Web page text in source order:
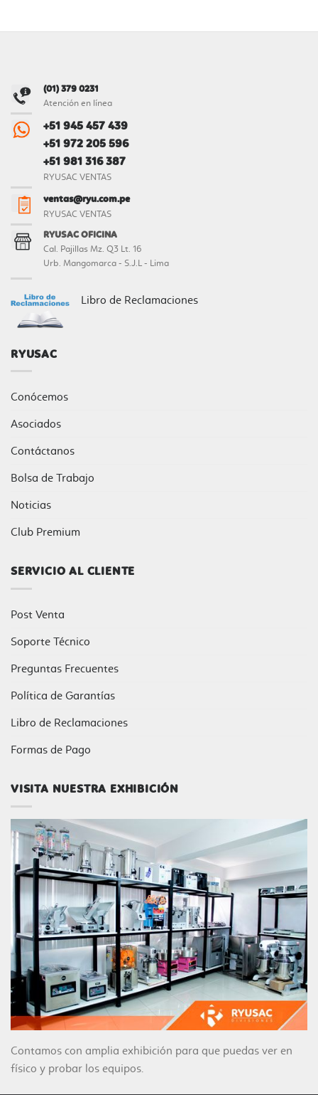
(01) 379 0231
Atención en línea
+51 945 457 439
+51 972 205 596
+51 981 316 387
RYUSAC VENTAS
ventas@ryu.com.pe
RYUSAC VENTAS
RYUSAC OFICINA
Cal. Pajillas Mz. Q3 Lt. 16
Urb. Mangomarca - S.J.L - Lima
Libro de Reclamaciones
RYUSAC
Conócemos
Asociados
Contáctanos
Bolsa de Trabajo
Noticias
Club Premium
SERVICIO AL CLIENTE
Post Venta
Soporte Técnico
Preguntas Frecuentes
Política de Garantías
Libro de Reclamaciones
Formas de Pago
VISITA NUESTRA EXHIBICIÓN
Contamos con amplia exhibición para que puedas ver en
físico y probar los equipos.